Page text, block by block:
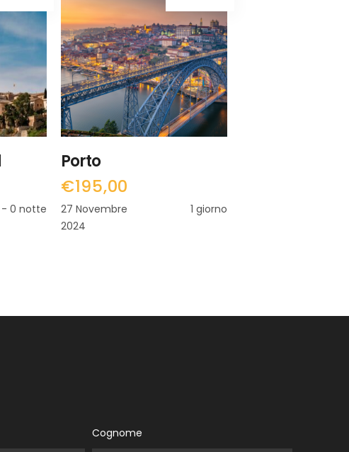
- 0 notte
LEGGI TUTTO
Porto
€195,00
27 Novembre
2024
1 giorno
Cognome